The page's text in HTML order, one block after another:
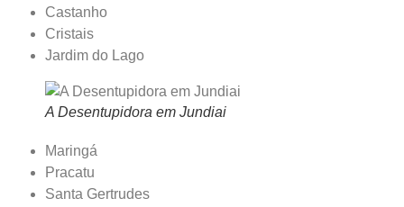
Castanho
Cristais
Jardim do Lago
A Desentupidora em Jundiai
Maringá
Pracatu
Santa Gertrudes